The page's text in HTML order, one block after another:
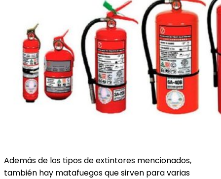
Además de los tipos de extintores mencionados,
también hay matafuegos que sirven para varias